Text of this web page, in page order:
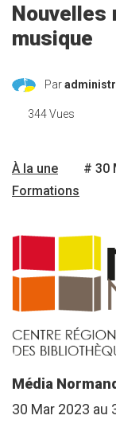
Nouvelles
musique
Par
344 Vues
À la une
Formations
# 30
Média
30 Mar 2023 au